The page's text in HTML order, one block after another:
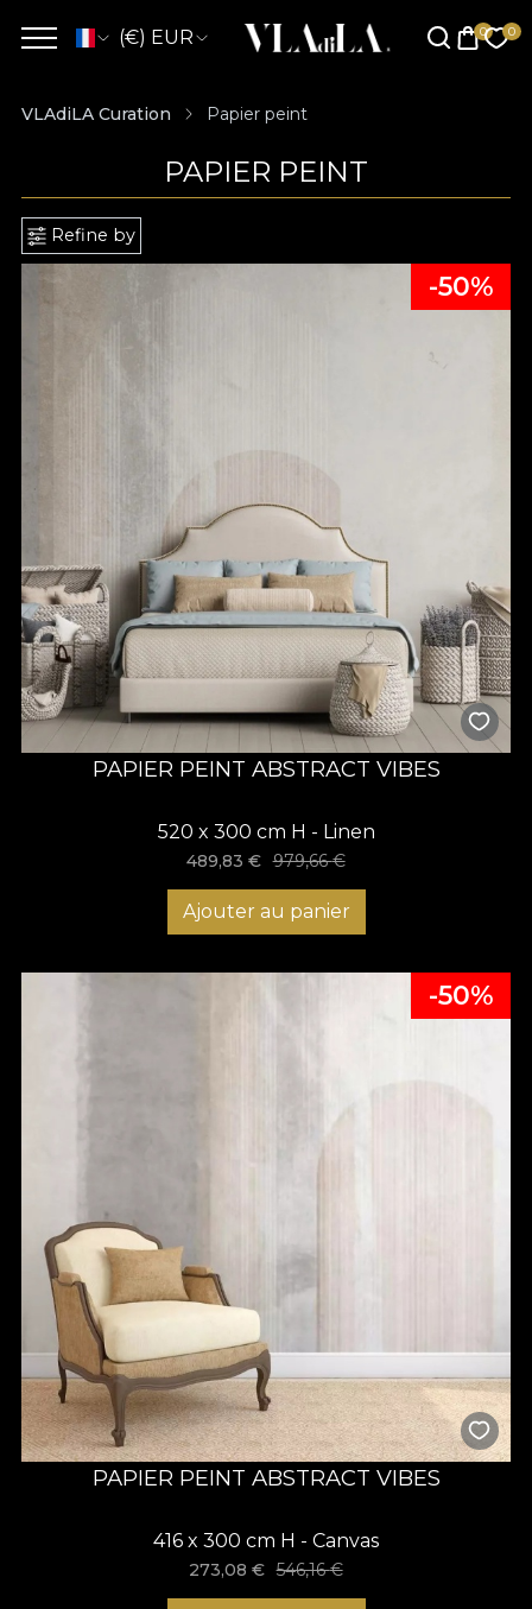
(€) EUR
VLAdiLA Curation Papier peint
PAPIER PEINT
Refine by
-50%
PAPIER PEINT ABSTRACT VIBES
520 x 300 cm H - Linen
489,83€ 979,66€
Ajouter au panier
-50%
PAPIER PEINT ABSTRACT VIBES
416 x 300 cm H - Canvas
273,08€ 546,16€